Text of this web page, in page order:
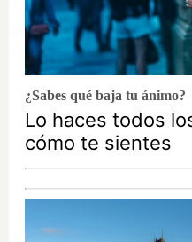
¿Sabes qué baja tu ánimo?
Lo haces todos
cómo te sientes